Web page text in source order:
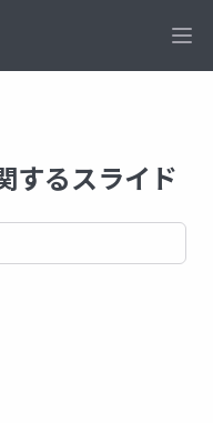
るスライド